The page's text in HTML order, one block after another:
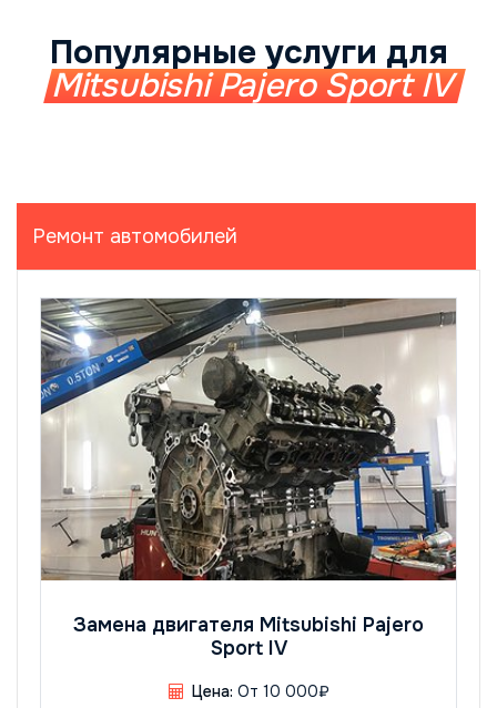
Популярные услуги для
Mitsubishi Pajero Sport IV
Ремонт автомобилей
Замена двигателя Mitsubishi Pajero
Sport IV
Цена: От 10 000₽